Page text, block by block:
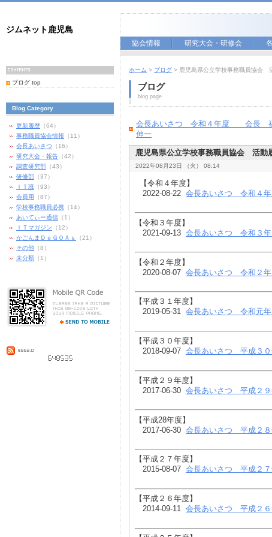
ジムネット鹿児島
協会情報 研究大会・研修会
ブログ top
Blog Category
更新履歴 （64）
事務職員協会情報 （11）
会長あいさつ （16）
研究大会・報告 （42）
調査研究部 （43）
研修部 （37）
ＩＴ班 （93）
会員用 （87）
学校事務職員必携 （14）
あいてぃー通信 （1）
ＩＴマガジン （12）
かごんまＤｅＧＯＡｓ
（21）
その他 （8）
未分類 （1）
ホーム > ブログ > 鹿児島県公立学校事務職員協会
ブログ
blog page
会長あいさつ 令和４年度 会長
伸一
鹿児島県公立学校事務職員協会 活
2022年08月23日 （火） 08:14
【令和４年度】
2022-08-22 会長あいさつ 令和
​【令和３年度】
2021-09-13 会長あいさつ 令和
​【令和２年度】
2020-08-07 会長あいさつ 令和
​【平成３１年度】
2019-05-31 会長あいさつ 令和
​【平成３０年度】
2018-09-07 会長あいさつ 平成
【平成２９年度】
2017-06-30 会長あいさつ 平成
【平成28年度】
2017-06-30 会長あいさつ 平成
【平成２７年度】
2015-08-07 会長あいさつ 平成
【平成２６年度】
2014-09-11 会長あいさつ 平成